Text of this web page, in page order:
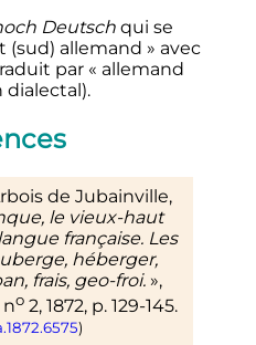
Deutschqui se
(sud) allemand » avec
par « allemand
dialectal).
de Jubainville,
le vieux-haut
française. Les
héberger,
frais, geo-froi. »,
no 2, 1872, p. 129-145.
)